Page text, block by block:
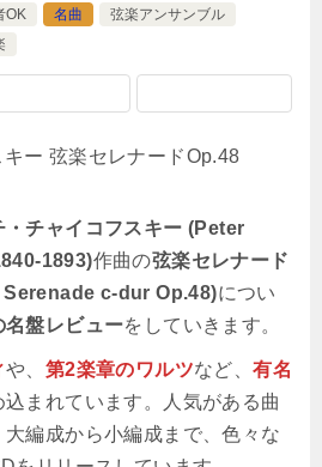
OK 名曲
弦楽アンサンブル
・チャイコフスキー (Peter
1893)作曲の弦楽セレナード
c-dur Op.48)につい
名盤レビューをしていきます。
や、 第2楽章のワルツなど、有名
込まれています。人気がある曲
編成から小編成まで、色々な